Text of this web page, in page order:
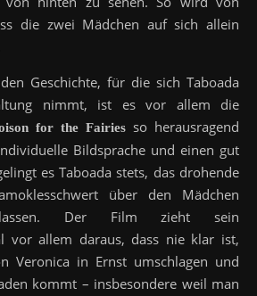
die zwei Mädchen auf sich allein
Geschichte, für die sich Taboada
nimmt, ist es vor allem die
for the Fairies so herausragend
Bildsprache und einen gut
es Taboada stets, das drohende
über den Mädchen
Der Film zieht sein
vor allem daraus, dass nie klar ist,
Veronica in Ernst umschlagen und
kommt – insbesondere weil man